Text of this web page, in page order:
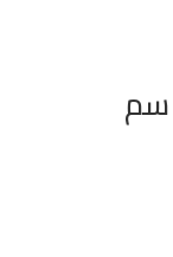
طبق خزفي مسطح – 29 سم